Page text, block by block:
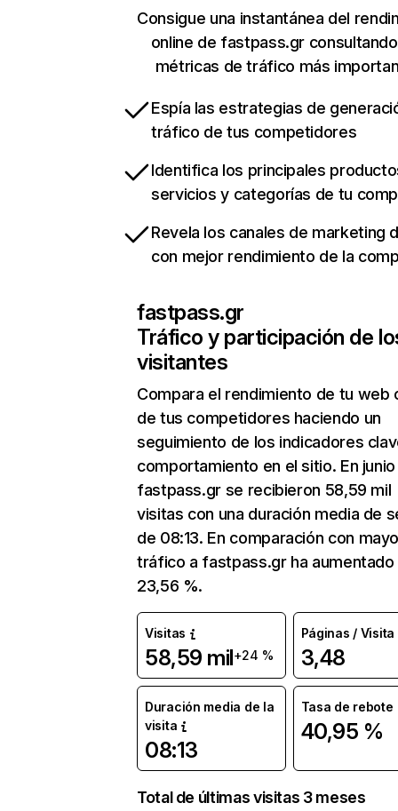
Consigue una instantánea del
online de fastpass.gr
métricas de tráfico más
Espía las estrategias de
tráfico de tus competidores
Identifica los principales
servicios y categorías de tu
Revela los canales de marketing
con mejor rendimiento de la
fastpass.gr
Tráfico y participación de
visitantes
Compara el rendimiento de tu web
de tus competidores haciendo un
seguimiento de los indicadores
comportamiento en el sitio. En junio
fastpass.gr se recibieron 58,59 mil
visitas con una duración media de
de 08:13. En comparación con
tráfico a fastpass.gr ha aumentado
23,56 %.
Visitas
58,59 mil+24 %
Páginas / Visita
3,48
Duración media de la
visita
08:13
Tasa de rebote
40,95 %
Total de últimas visitas 3 meses